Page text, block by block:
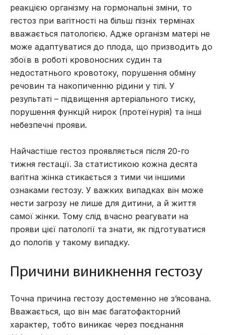
реакцією організму на гормональні зміни, то
гестоз при вагітності на більш пізніх термінах
вважається патологією. Адже організм матері не
може адаптуватися до плода, що призводить до
збоїв в роботі кровоносних судин та
недостатнього кровотоку, порушення обміну
речовин та накопиченню рідини у тілі. У
результаті – підвищення артеріального тиску,
порушення функцій нирок (протеїнурія) та інші
небезпечні прояви.
Найчастіше гестоз проявляється після 20-го
тижня гестації. За статистикою кожна десята
вагітна жінка стикається з тими чи іншими
ознаками гестозу. У важких випадках він може
нести загрозу не лише для дитини, а й життя
самої жінки. Тому слід вчасно реагувати на
прояви цієї патології та знати, як підготуватися
до пологів у такому випадку.
Причини виникнення гестозу
Точна причина гестозу достеменно не з’ясована.
Вважається, що він має багатофакторний
характер, тобто виникає через поєднання